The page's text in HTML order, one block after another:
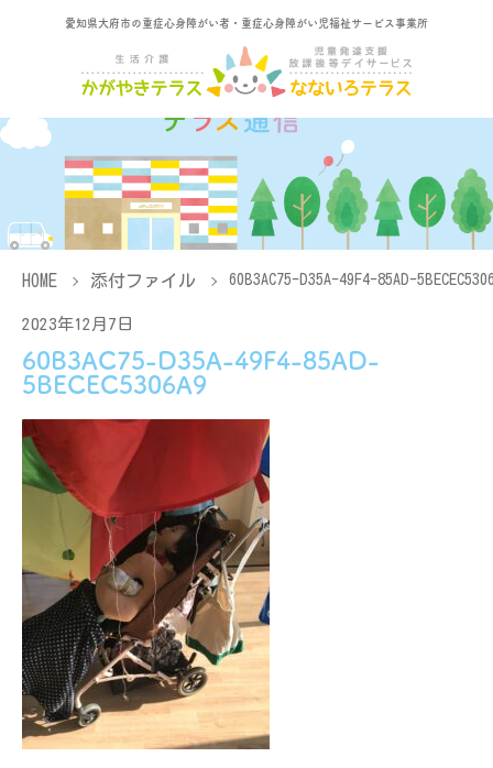
愛知県大府市の重症心身障がい者・重症心身障がい児福祉サービス事業所
HOME 添付ファイル 60B3AC75-D35A-49F4-85AD-
2023年12月7日
60B3AC75-D35A-49F4-85AD-
5BECEC5306A9